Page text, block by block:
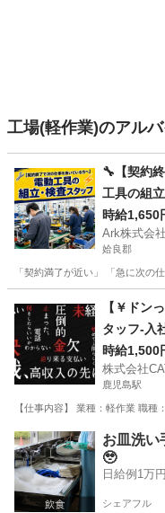
工場(軽作業)のアル
🔧【契約
工具の組
時給1,650
Ark株式会社
姶良郡
「契約満了が近い」 「急に次の
工場
【￥ドン
タッフ-入
-鹿児島
時給1,500
株式会社
鹿児島駅
【仕事内容】 業種：軽作業 職
鹿児島 鹿児島市 鹿児島
お皿洗い
🥹
日給例1万
シェアフル